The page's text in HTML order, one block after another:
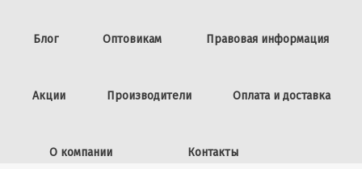
Блог Оптовикам Правовая информация
Акции Производители Оплата и доставка
О компании Контакты